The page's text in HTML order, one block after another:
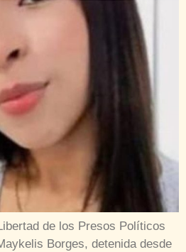
de los Presos Políticos
Borges, detenida desde